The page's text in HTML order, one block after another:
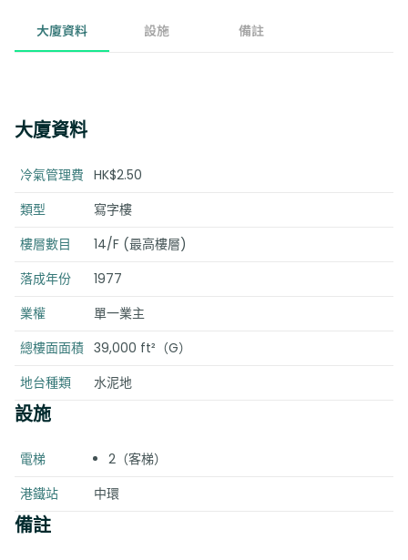
大廈資料 設施 備註
大廈資料
冷氣管理費 HK$2.50
類型
寫字樓
樓層數目
14/F (最高樓層)
落成年份
1977
業權
單一業主
總樓面面積 39,000 ft²（G）
地台種類
水泥地
設施
電梯
2（客梯）
港鐵站
中環
備註